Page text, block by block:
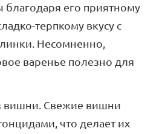
его приятному
терпкому вкусу с
Несомненно,
варенье полезно для
вишни. Свежие вишни
что делает их